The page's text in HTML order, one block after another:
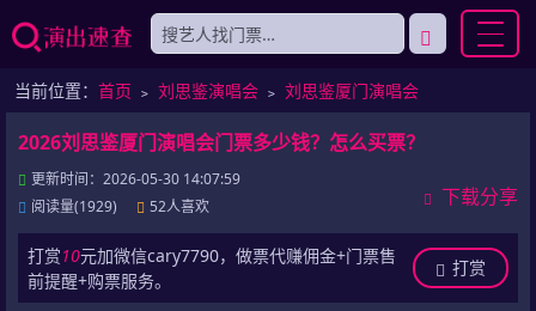
当前位置： 首页 ﹥ 刘思鉴演唱会 ﹥ 刘思鉴厦门演唱会
2026刘思鉴厦门演唱会门票多少钱？怎么买票？
更新时间：2026-05-30 14:07:59
阅读量(1929)
52人喜欢 下载分享
打赏10元加微信cary7790，做票代赚佣金+门票售
前提醒+购票服务。
打赏